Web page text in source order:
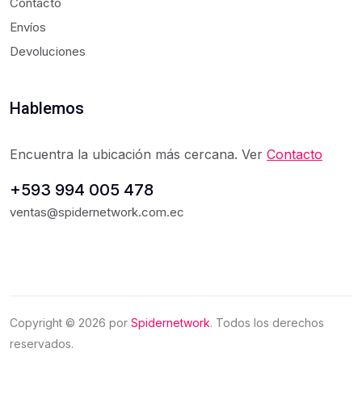
Envíos
Devoluciones
Hablemos
Encuentra la ubicación más cercana. Ver Contacto
+593 994 005 478
ventas@spidernetwork.com.ec
Copyright © 2026 por Spidernetwork. Todos los derechos
reservados.